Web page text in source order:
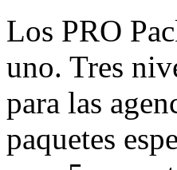
Los PRO
uno. Tres
para las
paquetes